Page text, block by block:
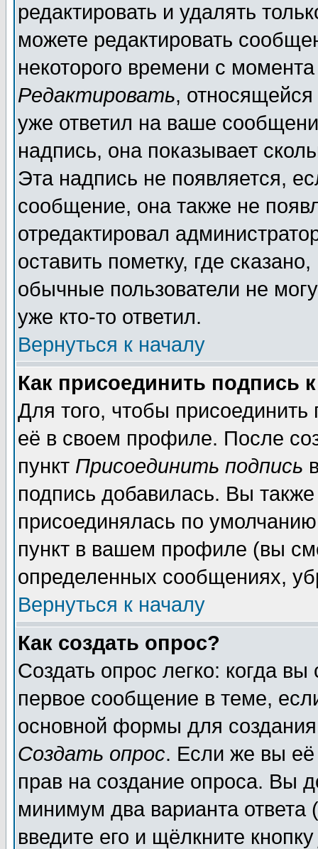
редактировать и удалять
можете редактировать
некоторого времени с
Редактировать,
уже ответил на ваше
надпись, она показывает
Эта надпись не появляется,
сообщение, она также не
отредактировал
оставить пометку, где
обычные пользователи не
уже кто-то ответил.
Вернуться к началу
Как присоединить подпись
Для того, чтобы
её в своем профиле. После
пункт Присоединить подпись
подпись добавилась. Вы
присоединялась по
пункт в вашем профиле (вы
определенных сообщениях,
Вернуться к началу
Как создать опрос?
Создать опрос легко: когда
первое сообщение в теме,
основной формы для
Создать опрос. Если же вы её
прав на создание опроса. Вы
минимум два варианта ответа
введите его и щёлкните